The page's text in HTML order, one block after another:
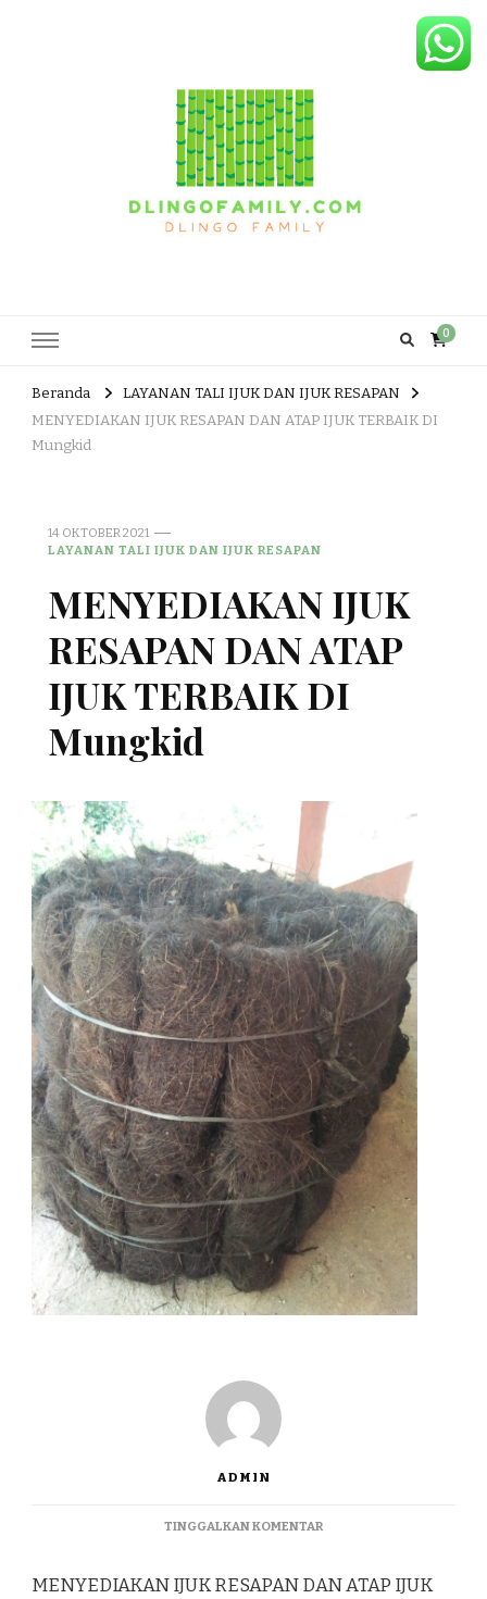
0
Beranda
LAYANAN TALI IJUK DAN IJUK RESAPAN
MENYEDIAKAN IJUK RESAPAN DAN ATAP IJUK TERBAIK DI
Mungkid
14 OKTOBER 2021
LAYANAN TALI IJUK DAN IJUK RESAPAN
MENYEDIAKAN IJUK
RESAPAN DAN ATAP
IJUK TERBAIK DI
Mungkid
ADMIN
TINGGALKAN KOMENTARPADA
RESAPAN
MENYEDIAKAN IJUK RESAPAN DAN ATAP IJUK